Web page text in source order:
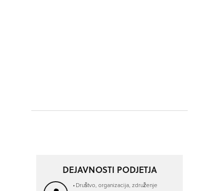
DEJAVNOSTI PODJETJA
Društvo, organizacija, združenje